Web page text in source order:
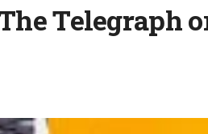
Telegraph